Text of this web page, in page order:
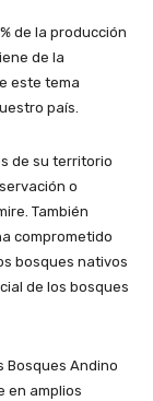
de la producción
de la
este tema
país.
de su territorio
o
También
comprometido
bosques nativos
de los bosques
Bosques Andino
en amplios